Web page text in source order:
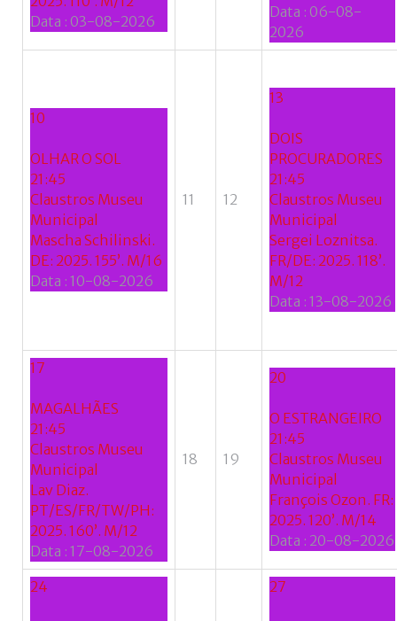
Data : 03-08-2026
Data : 06-08-
2026
10
OLHAR O SOL
21:45
Claustros Museu
Municipal
Mascha Schilinski.
DE: 2025. 155’. M/16
Data : 10-08-2026
11 12
13
DOIS
PROCURADORES
21:45
Claustros Museu
Municipal
Sergei Loznitsa.
FR/DE: 2025. 118’.
M/12
Data : 13-08-2026
17
MAGALHÃES
21:45
Claustros Museu
Municipal
Lav Diaz.
PT/ES/FR/TW/PH:
2025. 160’. M/12
Data : 17-08-2026
18 19
20
O ESTRANGEIRO
21:45
Claustros Museu
Municipal
François Ozon. FR:
2025. 120’. M/14
Data : 20-08-2026
24 27